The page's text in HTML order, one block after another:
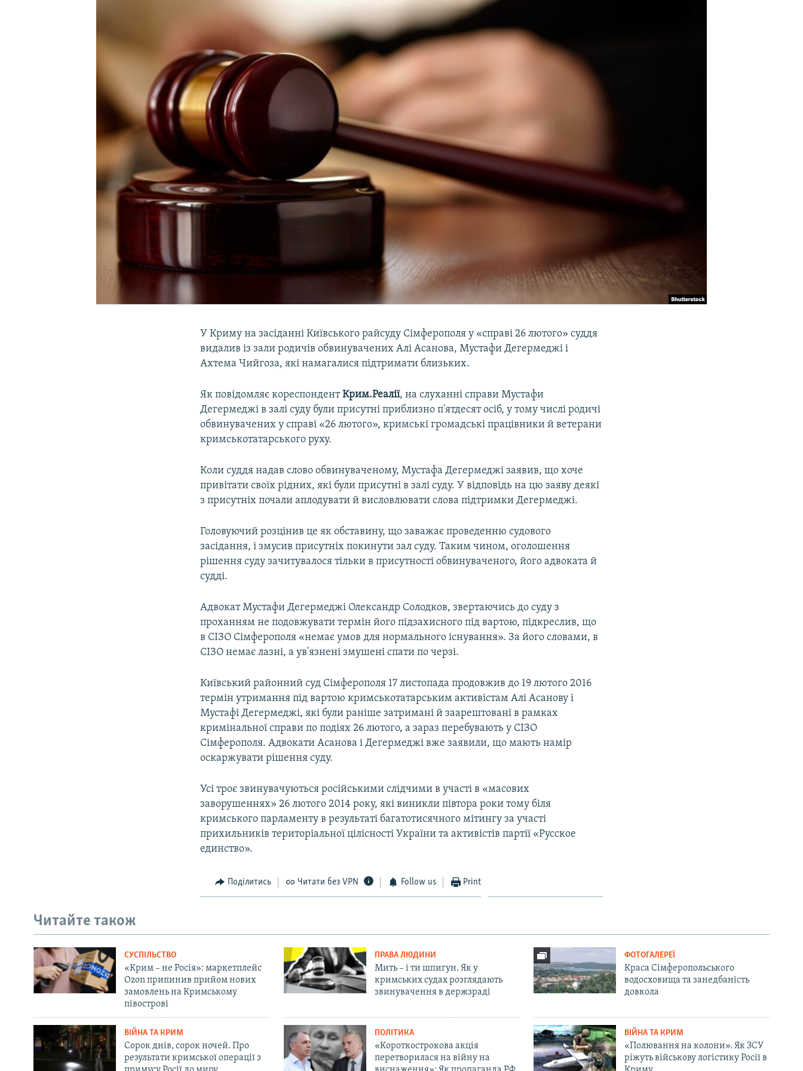
У Криму на засіданні Київського райсуду Сімферополя у «справі 26 лютого» суддя
видалив із зали родичів обвинувачених Алі Асанова, Мустафи Дегермеджі і
Ахтема Чийгоза, які намагалися підтримати близьких.
Як повідомляє кореспондентКрим.Реалії, на слуханні справи Мустафи
Дегермеджі в залі суду були присутні приблизно п'ятдесят осіб, у тому числі родичі
обвинувачених у справі «26 лютого», кримські громадські працівники й ветерани
кримськотатарського руху.
Коли суддя надав слово обвинуваченому, Мустафа Дегермеджі заявив, що хоче
привітати своїх рідних, які були присутні в залі суду. У відповідь на цю заяву деякі
з присутніх почали аплодувати й висловлювати слова підтримки Дегермеджі.
Головуючий розцінив це як обставину, що заважає проведенню судового
засідання, і змусив присутніх покинути зал суду. Таким чином, оголошення
рішення суду зачитувалося тільки в присутності обвинуваченого, його адвоката й
судді.
Адвокат Мустафи Дегермеджі Олександр Солодков, звертаючись до суду з
проханням не подовжувати термін його підзахисного під вартою, підкреслив, що
в СІЗО Сімферополя «немає умов для нормального існування». За його словами, в
СІЗО немає лазні, а ув'язнені змушені спати по черзі.
Київський районний суд Сімферополя 17 листопада продовжив до 19 лютого 2016
термін утримання під вартою кримськотатарським активістам Алі Асанову і
Мустафі Дегермеджі, які були раніше затримані й заарештовані в рамках
кримінальної справи по подіях 26 лютого, а зараз перебувають у СІЗО
Сімферополя. Адвокати Асанова і Дегермеджі вже заявили, що мають намір
оскаржувати рішення суду.
Усі троє звинувачуються російськими слідчими в участі в «масових
заворушеннях» 26 лютого 2014 року, які виникли півтора роки тому біля
кримського парламенту в результаті багатотисячного мітингу за участі
прихильників територіальної цілісності України та активістів партії «Русское
единство».
Поділитись Читати без VPN Follow us Print
Читайте також
СУСПІЛЬСТВО
«Крим – не Росія»: маркетплейс
Ozon припинив прийом нових
замовлень на Кримському
півострові
ПРАВА ЛЮДИНИ
Мить – і ти шпигун. Як у
кримських судах розглядають
звинувачення в держзраді
ФОТОГАЛЕРЕЇ
Краса Сімферопольського
водосховища та занедбаність
довкола
ВІЙНА ТА КРИМ
Сорок днів, сорок ночей. Про
результати кримської операції з
ПОЛІТИКА
«Короткострокова акція
перетворилася на війну на
ВІЙНА ТА КРИМ
«Полювання на колони». Як ЗСУ
ріжуть військову логістику Росії в